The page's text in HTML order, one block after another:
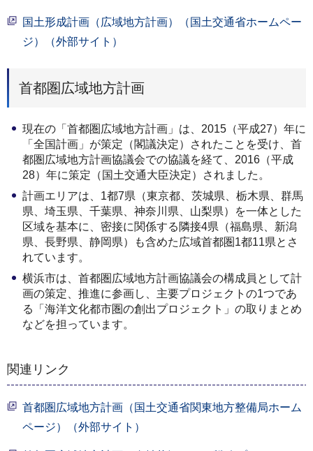
国土形成計画（広域地方計画）（国土交通省ホームペー
ジ）（外部サイト）
首都圏広域地方計画
現在の「首都圏広域地方計画」は、2015（平成27）年に
「全国計画」が策定（閣議決定）されたことを受け、首
都圏広域地方計画協議会での協議を経て、2016（平成
28）年に策定（国土交通大臣決定）されました。
計画エリアは、1都7県（東京都、茨城県、栃木県、群馬
県、埼玉県、千葉県、神奈川県、山梨県）を一体とした
区域を基本に、密接に関係する隣接4県（福島県、新潟
県、長野県、静岡県）も含めた広域首都圏1都11県とさ
れています。
横浜市は、首都圏広域地方計画協議会の構成員として計
画の策定、推進に参画し、主要プロジェクトの1つであ
る「海洋文化都市圏の創出プロジェクト」の取りまとめ
などを担っています。
関連リンク
首都圏広域地方計画（国土交通省関東地方整備局ホーム
ページ）（外部サイト）